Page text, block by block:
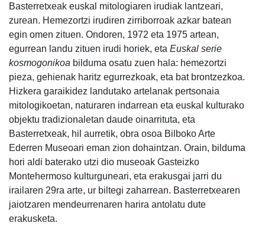
Basterretxeak euskal mitologiaren irudiak lantzeari,
zurean. Hemezortzi irudiren zirriborroak azkar batean
egin omen zituen. Ondoren, 1972 eta 1975 artean,
egurrean landu zituen irudi horiek, eta Euskal serie
kosmogonikoa bilduma osatu zuen hala: hemezortzi
pieza, gehienak haritz egurrezkoak, eta bat brontzezkoa.
Hizkera garaikidez landutako artelanak pertsonaia
mitologikoetan, naturaren indarrean eta euskal kulturako
objektu tradizionaletan daude oinarrituta, eta
Basterretxeak, hil aurretik, obra osoa Bilboko Arte
Ederren Museoari eman zion dohaintzan. Orain, bilduma
hori aldi baterako utzi dio museoak Gasteizko
Montehermoso kulturguneari, eta erakusgai jarri du
irailaren 29ra arte, ur biltegi zaharrean. Basterretxearen
jaiotzaren mendeurrenaren harira antolatu dute
erakusketa.